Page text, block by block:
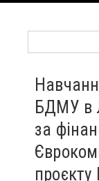
БДМУ в
за
проєкту